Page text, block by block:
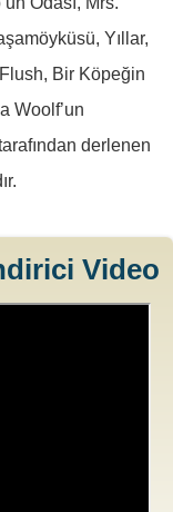
Yıllar,
Bir Köpeğin
Woolf’un
derlenen
Video